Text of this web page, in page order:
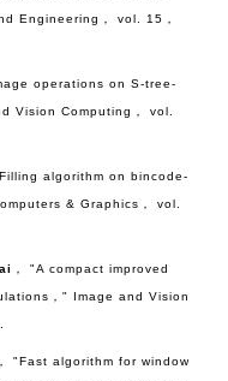
Engineering， vol. 15，
operations on S-tree-
Vision Computing， vol.
algorithm on bincode-
& Graphics， vol.
， "A compact improved
，" Image and Vision
"Fast algorithm for window